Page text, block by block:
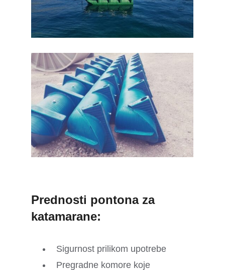
Prednosti pontona za
katamarane:
Sigurnost prilikom upotrebe
Pregradne komore koje